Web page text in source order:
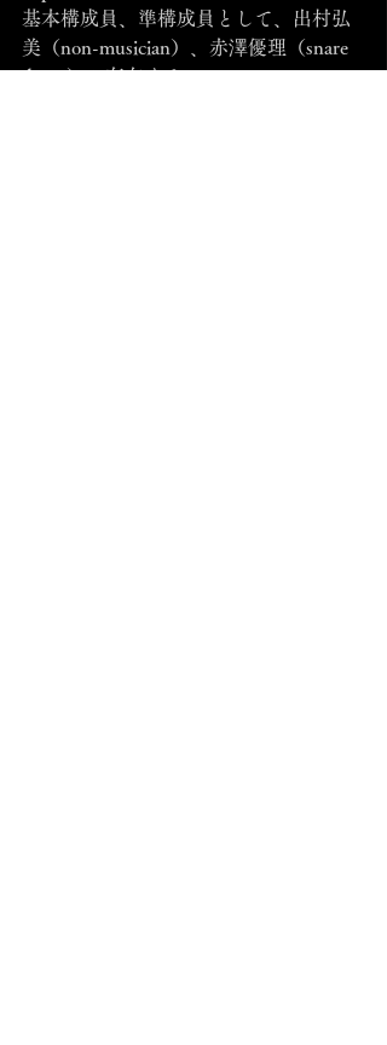
基本構成員、準構成員として、出村弘
美（non-musician）、赤澤優理（snare
drum）が存在する。